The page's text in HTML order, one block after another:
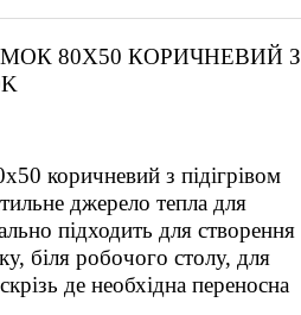
80Х50 КОРИЧНЕВИЙ З
коричневий з підігрівом
джерело тепла для
підходить для створення
біля робочого столу, для
де необхідна переносна